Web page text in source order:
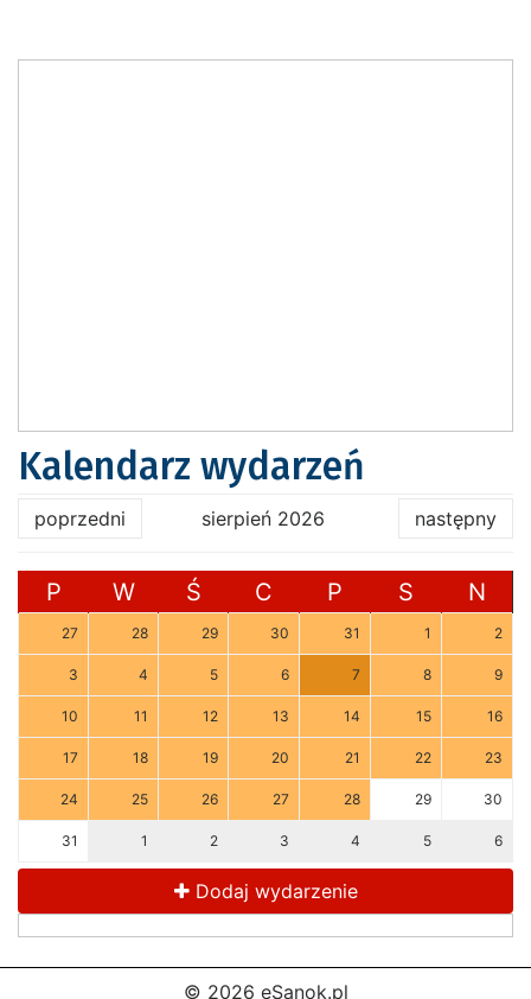
Kalendarz wydarzeń
poprzedni sierpień 2026 następny
P W Ś C P S N
27 28 29 30 31 1 2
3 4 5 6 7 8 9
10 11 12 13 14 15 16
17 18 19 20 21 22 23
24 25 26 27 28 29 30
31 1 2 3 4 5 6
Dodaj wydarzenie
© 2026 eSanok.pl